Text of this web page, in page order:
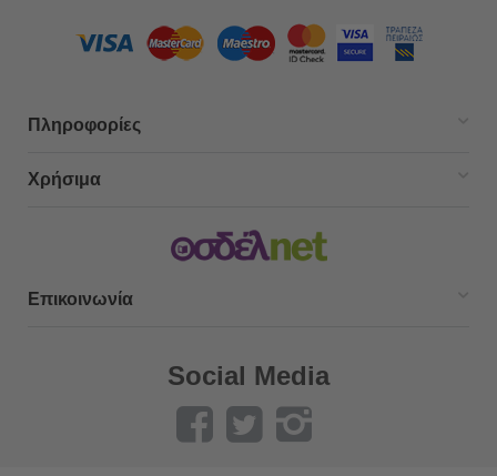
Πληροφορίες
Χρήσιμα
Επικοινωνία
Social Media